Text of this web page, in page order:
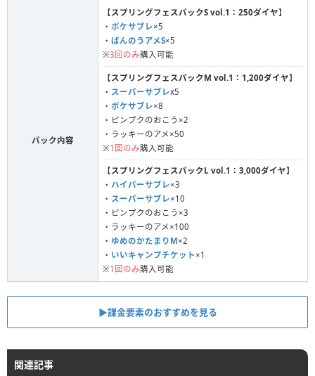
パック内容
【スプリングフェスパックS vol.1：250ダイヤ】
・ ポケサブレ×5
・ ばんのうアメS×5
※3回のみ購入可能
【 スプリングフェスパックM vol.1：1,200ダイヤ】
・ スーパーサブレx5
・ ポケサブレ×8
・ピンプクのおこう×2
・ラッキーのアメ×50
※1回のみ購入可能
【スプリングフェスパックL vol.1：3,000ダイヤ】
・ ハイパーサブレ×3
・ スーパーサブレ×10
・ピンプクのおこう×3
・ラッキーのアメ×100
・ ゆめのかたまりM×2
・ いいキャンプチケット ×1
※1回のみ購入可能
▶︎課金要素のおすすめを見る
関連記事